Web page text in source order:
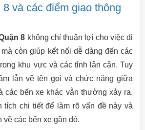
và các điểm giao thông
8 không chỉ thuận lợi cho việc di
còn giúp kết nối dễ dàng đến các
khu vực và các tỉnh lân cận. Tuy
lẫn về tên gọi và chức năng giữa
các bến xe khác vẫn thường xảy ra.
tích chi tiết để làm rõ vấn đề này và
về các bến xe gần đó.